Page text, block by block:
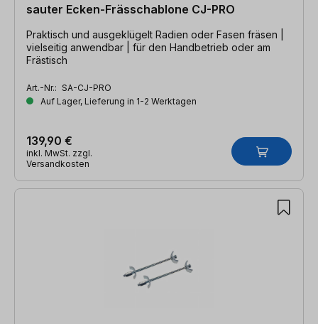
sauter Ecken-Frässchablone CJ-PRO
Praktisch und ausgeklügelt Radien oder Fasen fräsen |
vielseitig anwendbar | für den Handbetrieb oder am
Frästisch
Art.-Nr.: SA-CJ-PRO
Auf Lager, Lieferung in 1-2 Werktagen
139,90 €
inkl. MwSt. zzgl.
Versandkosten